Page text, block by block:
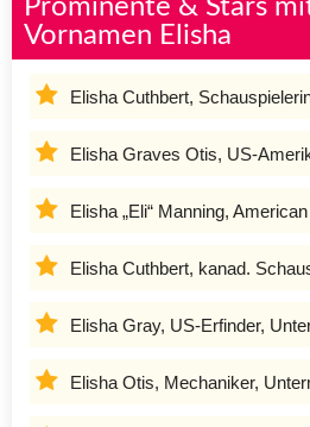
Prominente & Stars
Vornamen Elisha
Elisha Cuthbert,
Elisha Graves Otis, US-
Elisha „Eli“ Manning,
Elisha Cuthbert, kanad.
Elisha Gray, US-Erfinder,
Elisha Otis, Mechaniker,